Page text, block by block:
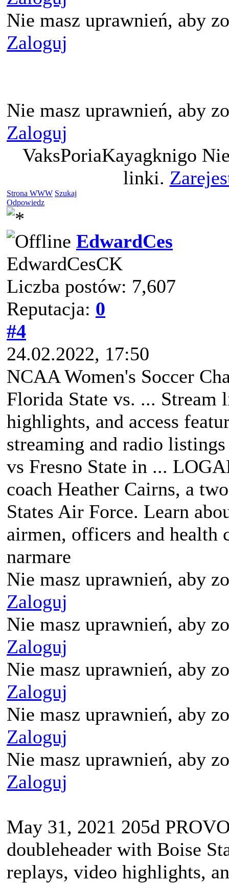
Nie masz uprawnień, aby
Zaloguj
Nie masz uprawnień, aby
Zaloguj
VaksPoriaKayagknigo
linki.
Strona WWW Szukaj
Odpowiedz
EdwardCes
EdwardCesCK
Liczba postów: 7,607
Reputacja: 0
#4
24.02.2022, 17:50
NCAA Women's Soccer
Florida State vs. ... Stream
highlights, and access
streaming and radio
vs Fresno State in ...
coach Heather Cairns, a
States Air Force. Learn
airmen, officers and health
narmare
Nie masz uprawnień, aby
Zaloguj
Nie masz uprawnień, aby
Zaloguj
Nie masz uprawnień, aby
Zaloguj
Nie masz uprawnień, aby
Zaloguj
Nie masz uprawnień, aby
Zaloguj
May 31, 2021 205d
doubleheader with Boise
replays, video highlights,